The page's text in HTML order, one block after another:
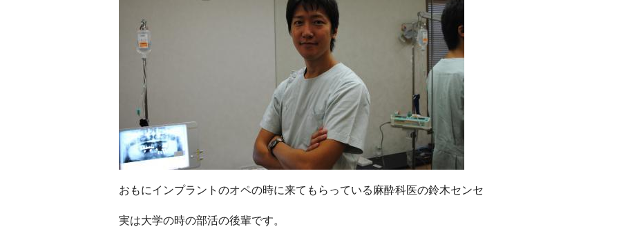
おもにインプラントのオペの時に来てもらっている麻酔科医の鈴木センセ
実は大学の時の部活の後輩です。